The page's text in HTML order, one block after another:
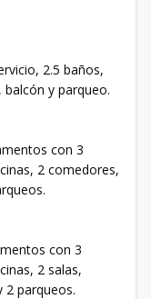
2.5 baños,
y parqueo.
con 3
2 comedores,
con 3
2 salas,
2 parqueos.